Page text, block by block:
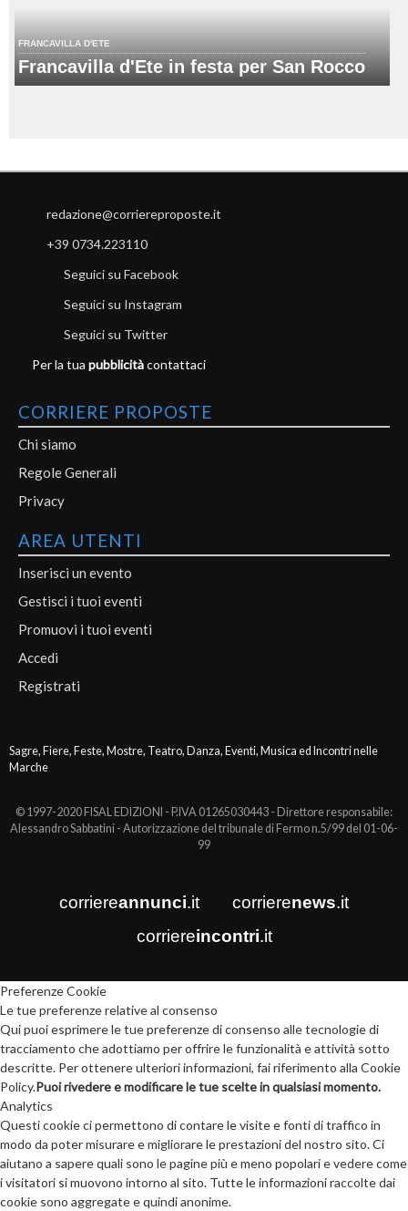
FRANCAVILLA D'ETE
Francavilla d'Ete in festa per San Rocco
redazione@corriereproposte.it
+39 0734.223110
Seguici su Facebook
Seguici su Instagram
Seguici su Twitter
Per la tua pubblicitàcontattaci
CORRIERE PROPOSTE
Chi siamo
Regole Generali
Privacy
AREA UTENTI
Inserisci un evento
Gestisci i tuoi eventi
Promuovi i tuoi eventi
Accedi
Registrati
Sagre, Fiere, Feste, Mostre, Teatro, Danza, Eventi, Musica ed Incontri nelle
Marche
© 1997-2020 FISAL EDIZIONI - P.IVA 01265030443 - Direttore responsabile:
Alessandro Sabbatini - Autorizzazione del tribunale di Fermo n.5/99 del 01-06-
99
corriereannunci.it corrierenews.it
corriereincontri.it
Preferenze Cookie
Le tue preferenze relative al consenso
Qui puoi esprimere le tue preferenze di consenso alle tecnologie di
tracciamento che adottiamo per offrire le funzionalità e attività sotto
descritte. Per ottenere ulteriori informazioni, fai riferimento alla Cookie
Policy.Puoi rivedere e modificare le tue scelte in qualsiasi momento.
Analytics
Questi cookie ci permettono di contare le visite e fonti di traffico in
modo da poter misurare e migliorare le prestazioni del nostro sito. Ci
aiutano a sapere quali sono le pagine più e meno popolari e vedere come
i visitatori si muovono intorno al sito. Tutte le informazioni raccolte dai
cookie sono aggregate e quindi anonime.